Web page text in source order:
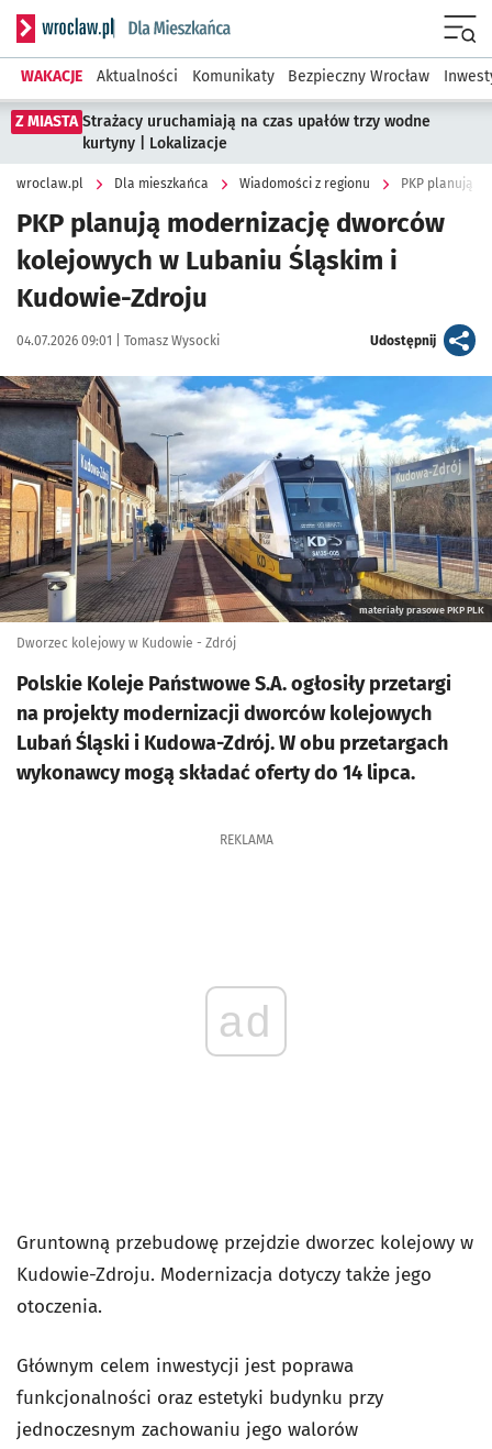
Serwis informacyjny wroclaw.pl podserwis: Dla mieszkańca
WAKACJE Aktualności Komunikaty Bezpieczny Wrocław
Z MIASTA Strażacy uruchamiają na czas upałów trzy wodne
kurtyny | Lokalizacje
wroclaw.pl Dla mieszkańca Wiadomości z regionu PKP planują
PKP planują modernizację dworców
kolejowych w Lubaniu Śląskim i
Kudowie-Zdroju
Data publikacji:
04.07.2026 09:01 | Autor:
Tomasz Wysocki Udostępnijartykuł
Kliknij, aby powiększyć
materiały prasowe PKP PLK
Dworzec kolejowy w Kudowie - Zdrój
Polskie Koleje Państwowe S.A. ogłosiły przetargi
na projekty modernizacji dworców kolejowych
Lubań Śląski i Kudowa-Zdrój. W obu przetargach
wykonawcy mogą składać oferty do 14 lipca.
REKLAMA
ad
Gruntowną przebudowę przejdzie dworzec kolejowy w
Kudowie-Zdroju. Modernizacja dotyczy także jego
otoczenia.
Głównym celem inwestycji jest poprawa
funkcjonalności oraz estetyki budynku przy
jednoczesnym zachowaniu jego walorów